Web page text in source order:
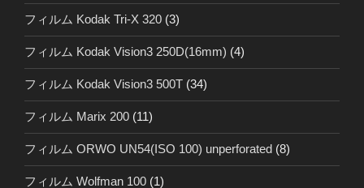
フィルム Kodak Tri-X 320 (3)
フィルム Kodak Vision3 250D(16mm) (4)
フィルム Kodak Vision3 500T (34)
フィルム Marix 200 (11)
フィルム ORWO UN54(ISO 100) unperforated (8)
フィルム Wolfman 100 (1)